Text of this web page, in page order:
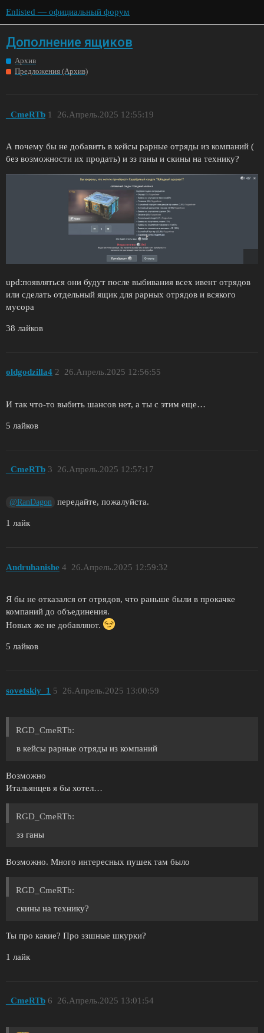
Enlisted — официальный форум
Дополнение ящиков
Архив
Предложения (Архив)
_CmeRTb 26.Апрель.2025 12:55:19
1
А почему бы не добавить в кейсы рарные отряды из компаний (
без возможности их продать) и зз ганы и скины на технику?
upd:появляться они будут после выбивания всех ивент отрядов
или сделать отдельный ящик для рарных отрядов и всякого
мусора
38 лайков
oldgodzilla4 26.Апрель.2025 12:56:55
2
И так что-то выбить шансов нет, а ты с этим еще…
5 лайков
_CmeRTb 26.Апрель.2025 12:57:17
3
@RanDagon передайте, пожалуйста.
1 лайк
Andruhanishe 26.Апрель.2025 12:59:32
4
Я бы не отказался от отрядов, что раньше были в прокачке
компаний до объединения.
Новых же не добавляют.
5 лайков
sovetskiy_1 26.Апрель.2025 13:00:59
5
RGD_CmeRTb:
в кейсы рарные отряды из компаний
Возможно
Итальянцев я бы хотел…
RGD_CmeRTb:
зз ганы
Возможно. Много интересных пушек там было
RGD_CmeRTb:
скины на технику?
Ты про какие? Про ззшные шкурки?
1 лайк
_CmeRTb 26.Апрель.2025 13:01:54
6